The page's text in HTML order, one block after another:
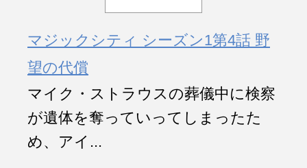
マジックシティ シーズン1第4話 野
望の代償
マイク・ストラウスの葬儀中に検察
が遺体を奪っていってしまったた
め、アイ...